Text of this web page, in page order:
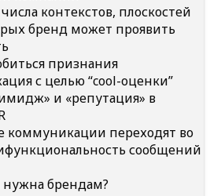
контекстов, плоскостей
бренд может проявить
признания
с целью “cool-оценки”
и «репутация» в
коммуникации переходят во
сообщений
нужна брендам?